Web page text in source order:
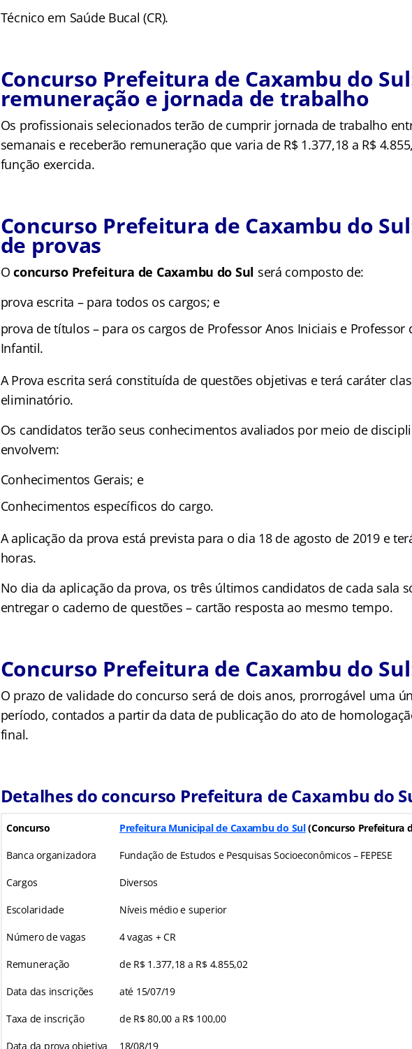
Técnico em Saúde Bucal (CR).
Concurso Prefeitura de Caxambu do
remuneração e jornada de trabalho
Os profissionais selecionados terão de cumprir jornada de trabalho
semanais e receberão remuneração que varia de R$ 1.377,18 a R$
função exercida.
Concurso Prefeitura de Caxambu do
de provas
Oconcurso Prefeitura de Caxambu do Sul será composto de:
prova escrita – para todos os cargos; e
prova de títulos – para os cargos de Professor Anos Iniciais e Professor
Infantil.
A Prova escrita será constituída de questões objetivas e terá caráter
eliminatório.
Os candidatos terão seus conhecimentos avaliados por meio de
envolvem:
Conhecimentos Gerais; e
Conhecimentos específicos do cargo.
A aplicação da prova está prevista para o dia 18 de agosto de 2019 e
horas.
No dia da aplicação da prova, os três últimos candidatos de cada sala
entregar o caderno de questões – cartão resposta ao mesmo tempo.
Concurso Prefeitura de Caxambu do
O prazo de validade do concurso será de dois anos, prorrogável uma
período, contados a partir da data de publicação do ato de
final.
Detalhes do concurso Prefeitura de Caxambu do
Concurso Prefeitura Municipal de Caxambu do Sul(Concurso Prefeitura
Banca organizadora Fundação de Estudos e Pesquisas Socioeconômicos – FEPESE
Cargos Diversos
Escolaridade Níveis médio e superior
Número de vagas 4 vagas + CR
Remuneração de R$ 1.377,18 a R$ 4.855,02
Data das inscrições até 15/07/19
Taxa de inscrição de R$ 80,00 a R$ 100,00
Data da prova objetiva 18/08/19